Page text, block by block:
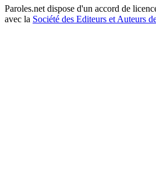
Paroles.net dispose d'un accord de
avec la Société des Editeurs et Auteurs